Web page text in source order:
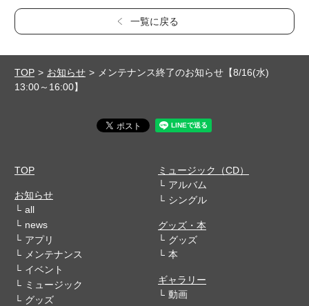
一覧に戻る
TOP お知らせ
メンテナンス終了のお知らせ【8/16(水)
13:00～16:00】
TOP
お知らせ
all
news
アプリ
メンテナンス
イベント
ミュージック
グッズ
ミュージック（CD）
アルバム
シングル
グッズ・本
グッズ
本
ギャラリー
動画